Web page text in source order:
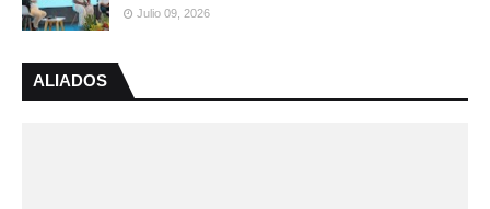
Julio 09, 2026
ALIADOS